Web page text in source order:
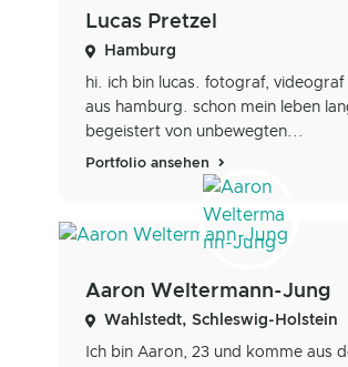
Lucas Pretzel
Hamburg
hi. ich bin lucas. fotograf,
aus hamburg. schon mein leben
begeistert von unbewegten...
Portfolio ansehen
Aaron Weltermann-Jung
Wahlstedt, Schleswig-Holstein
Ich bin Aaron, 23 und komme aus